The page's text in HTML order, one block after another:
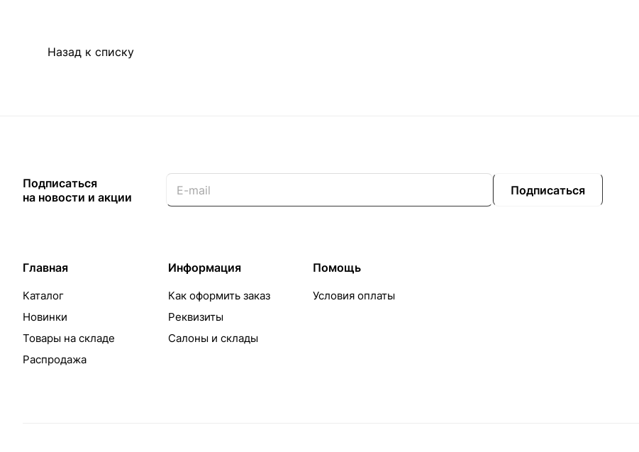
Назад к списку
Подписаться
на новости и акции
Подписаться
Главная
Каталог
Новинки
Товары на складе
Распродажа
Информация
Как оформить заказ
Реквизиты
Салоны и склады
Помощь
Условия оплаты